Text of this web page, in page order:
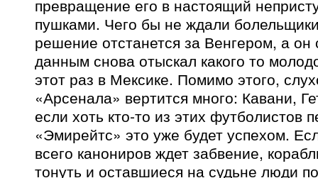
превращение его в настоящий
пушками. Чего бы не ждали
решение отстанется за Венгером, а он
данным снова отыскал какого то
этот раз в Мексике. Помимо этого,
«Арсенала» вертится много: Кавани,
если хоть кто-то из этих футболистов
«Эмирейтс» это уже будет успехом.
всего канониров ждет забвение,
тонуть и оставшиеся на судьне люди